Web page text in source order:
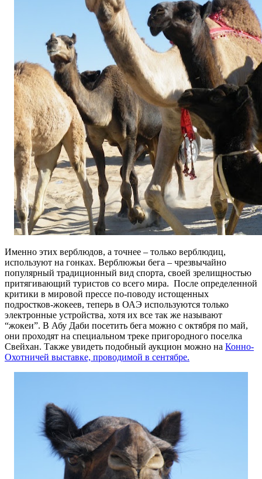
Именно этих верблюдов, а точнее – только верблюдиц,
используют на гонках. Верблюжьи бега – чрезвычайно
популярный традиционный вид спорта, своей зрелищностью
притягивающий туристов со всего мира. После определенной
критики в мировой прессе по-поводу истощенных
подростков-жокеев, теперь в ОАЭ используются только
электронные устройства, хотя их все так же называют
“жокеи”. В Абу Даби посетить бега можно с октября по май,
они проходят на специальном треке пригородного поселка
Свейхан. Также увидеть подобный аукцион можно на Конно-
Охотничей выставке, проводимой в сентябре.